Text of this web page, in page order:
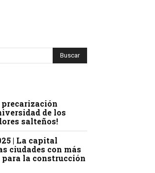
precarización
de los
salteños!
| La capital
ciudades con más
la construcción